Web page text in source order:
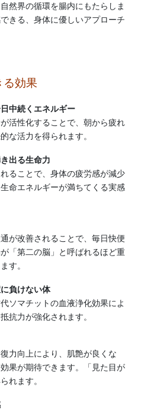
然界の循環を腸内にもたらしま
きる、身体に優しいアプローチ
る効果
中続くエネルギー
活性化することで、朝から疲れ
な活力を得られます。
出る生命力
ることで、身体の疲労感が減少
命エネルギーが満ちてくる実感
が改善されることで、毎日快便
「第二の脳」と呼ばれるほど重
す。
負けない体
ソマチットの血液浄化効果によ
抗力が強化されます。
力向上により、肌艶が良くな
果が期待できます。「見た目が
れます。